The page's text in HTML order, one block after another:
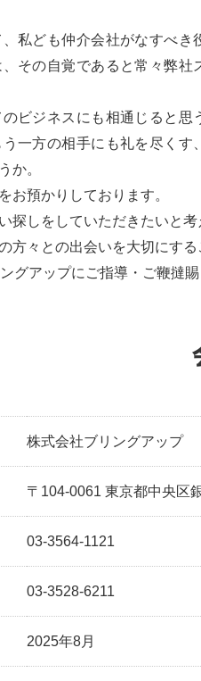
私ども仲介会社がなすべき
その自覚であると常々弊社
ビジネスにも相通じると思
一方の相手にも礼を尽くす
か。
お預かりしております。
探しをしていただきたいと
方々との出会いを大切にす
グアップにご指導・ご鞭撻
株式会社ブリングアップ
〒104-0061 東京都中央区
03-3564-1121
03-3528-6211
2025年8月